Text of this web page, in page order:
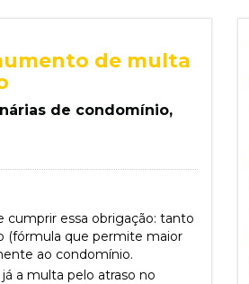
de multa
de condomínio,
cumprir essa obrigação: tanto
(fórmula que permite maior
ao condomínio.
a multa pelo atraso no